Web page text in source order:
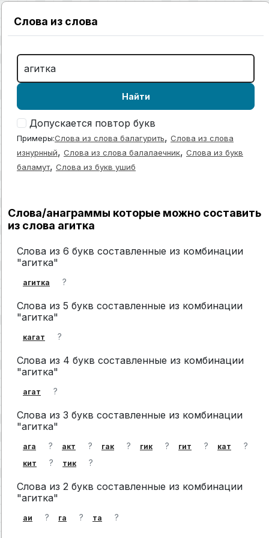
Слова из слова
Найти
Допускается повтор букв
Примеры:Слова из слова балагурить, Слова из слова
изнурнный, Слова из слова балалаечник, Слова из букв
баламут, Слова из букв ушиб
Слова/анаграммы которые можно составить
из слова агитка
Слова из 6 букв составленные из комбинации
"агитка"
агитка ?
Слова из 5 букв составленные из комбинации
"агитка"
кагат ?
Слова из 4 букв составленные из комбинации
"агитка"
агат ?
Слова из 3 букв составленные из комбинации
"агитка"
ага ? акт ? гак ? гик ? гит ? кат ?
кит ? тик ?
Слова из 2 букв составленные из комбинации
"агитка"
аи ? га ? та ?